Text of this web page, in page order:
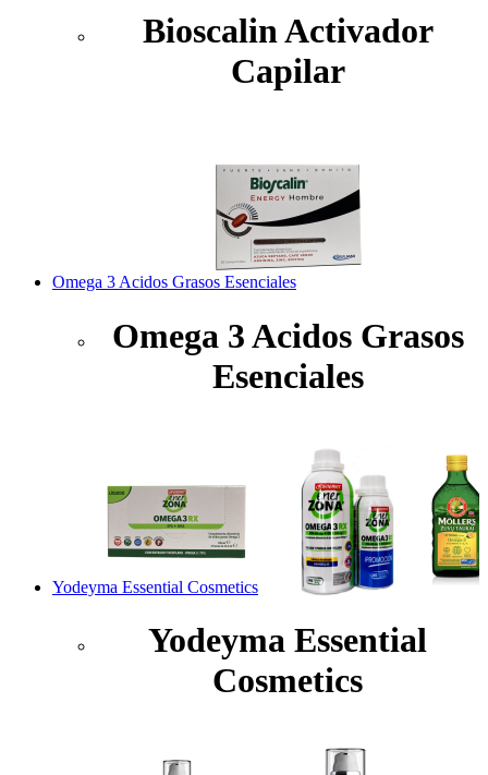
Bioscalin Activador
Capilar
Omega 3 Acidos Grasos Esenciales
Omega 3 Acidos Grasos
Esenciales
Yodeyma Essential Cosmetics
Yodeyma Essential
Cosmetics